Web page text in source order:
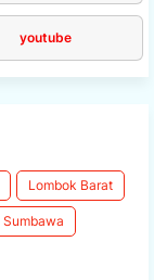
youtube
Lombok Barat
Sumbawa